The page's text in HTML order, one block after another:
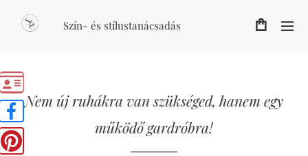
Szín- és stílustanácsadás
Nem új ruhákra van szükséged, hanem egy
működő gardróbra!